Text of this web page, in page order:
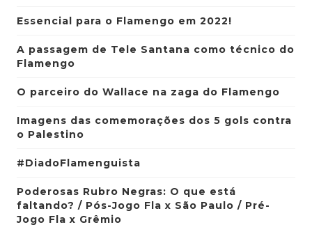
Essencial para o Flamengo em 2022!
A passagem de Tele Santana como técnico do
Flamengo
O parceiro do Wallace na zaga do Flamengo
Imagens das comemorações dos 5 gols contra
o Palestino
#DiadoFlamenguista
Poderosas Rubro Negras: O que está
faltando? / Pós-Jogo Fla x São Paulo / Pré-
Jogo Fla x Grêmio